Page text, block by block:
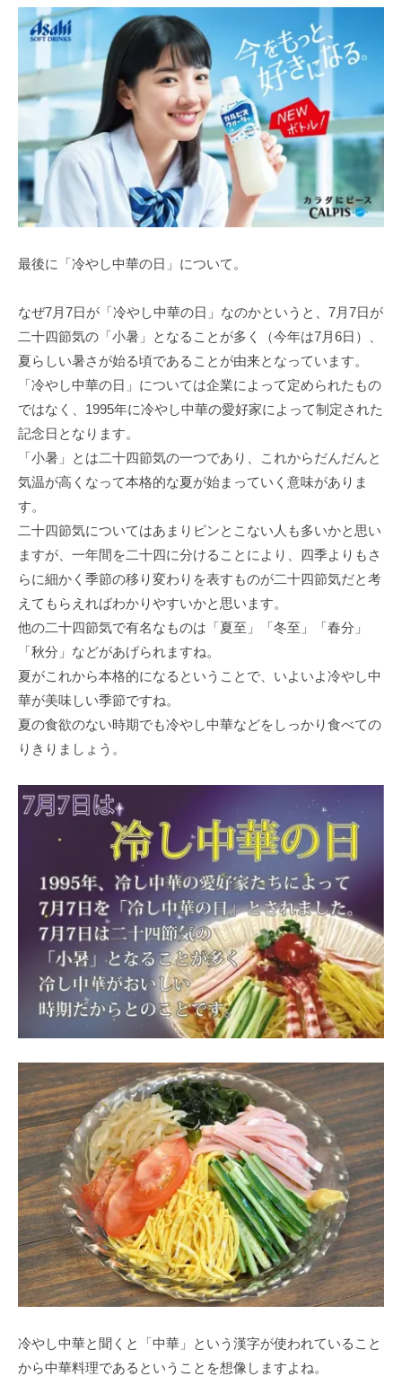
最後に「冷やし中華の日」について。
なぜ7月7日が「冷やし中華の日」なのかというと、7月7日が
二十四節気の「小暑」となることが多く（今年は7月6日）、
夏らしい暑さが始る頃であることが由来となっています。
「冷やし中華の日」については企業によって定められたもの
ではなく、1995年に冷やし中華の愛好家によって制定された
記念日となります。
「小暑」とは二十四節気の一つであり、これからだんだんと
気温が高くなって本格的な夏が始まっていく意味がありま
す。
二十四節気についてはあまりピンとこない人も多いかと思い
ますが、一年間を二十四に分けることにより、四季よりもさ
らに細かく季節の移り変わりを表すものが二十四節気だと考
えてもらえればわかりやすいかと思います。
他の二十四節気で有名なものは「夏至」「冬至」「春分」
「秋分」などがあげられますね。
夏がこれから本格的になるということで、いよいよ冷やし中
華が美味しい季節ですね。
夏の食欲のない時期でも冷やし中華などをしっかり食べての
りきりましょう。
冷やし中華と聞くと「中華」という漢字が使われていること
から中華料理であるということを想像しますよね。